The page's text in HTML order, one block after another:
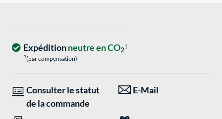
Expéditionneutre en CO21
1(par compensation)
Consulter le statut
de la commande
E-Mail